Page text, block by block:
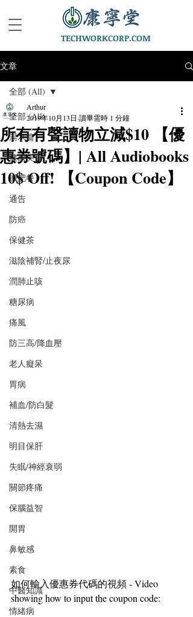
TECHWORKCORP.COM
文章
全部 (All)
湯水篇
健康美食
減肥餐
通告
防癌
保健茶
滋陰補腎/止夜尿
潤肺止咳
糖尿病
痛風
防三高/降血壓
老人癡呆
胃病
補血/防白髮
清熱去濕
明目保肝
失眠/神經衰弱
關節疼痛
保腦益智
開胃
鼻敏感
素食
中醫知識
情緒病
全部 (All)
所有有聲讀物立減$10 【優
惠券號碼】| All Audiobooks
10$ Off! 【Coupon Code】
Arthur
2019年10月13日 讀畢需時 1 分鐘
如何輸入優惠券代碼的視頻 - Video
showing how to input the coupon code: